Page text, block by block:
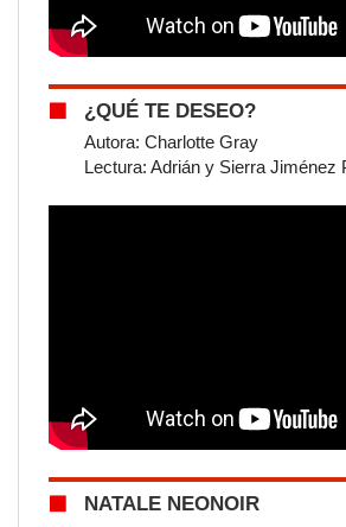
¿QUÉ TE DESEO?
Autora: Charlotte Gray
Lectura: Adrián y Sierra Jiménez
NATALE NEONOIR